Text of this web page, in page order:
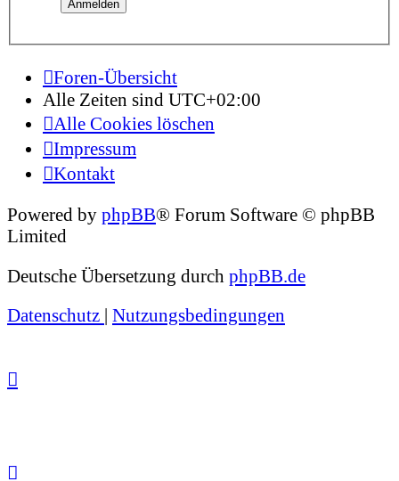
Foren-Übersicht
Alle Zeiten sind UTC+02:00
Alle Cookies löschen
Impressum
Kontakt
Powered by phpBB® Forum Software © phpBB
Limited
Deutsche Übersetzung durch phpBB.de
Datenschutz | Nutzungsbedingungen